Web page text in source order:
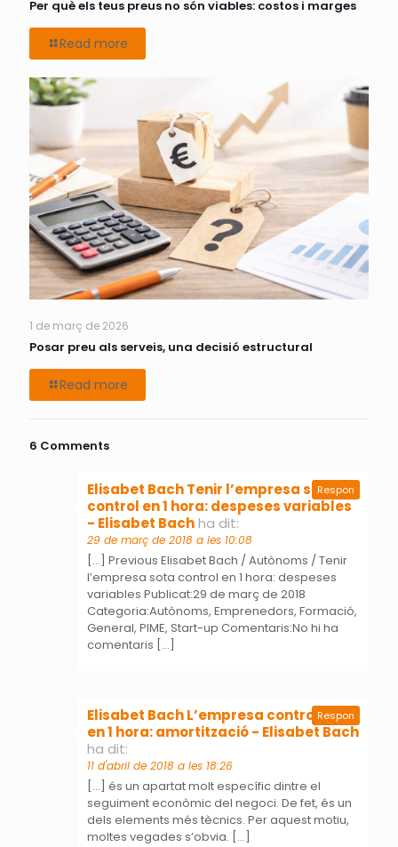
Per què els teus preus no són viables: costos i marges
Read more
1 de març de 2026
Posar preu als serveis, una decisió estructural
Read more
6 Comments
Elisabet Bach Tenir l’empresa sota
control en 1 hora: despeses variables
- Elisabet Bachha dit:
29 de març de 2018 a les 10:08
[…] Previous Elisabet Bach / Autònoms / Tenir
l’empresa sota control en 1 hora: despeses
variables Publicat:29 de març de 2018
Categoria:Autònoms, Emprenedors, Formació,
General, PIME, Start-up Comentaris:No hi ha
comentaris […]
Respon
Elisabet Bach L’empresa controlada
en 1 hora: amortització - Elisabet Bach
ha dit:
11 d'abril de 2018 a les 18:26
[…] és un apartat molt específic dintre el
seguiment econòmic del negoci. De fet, és un
dels elements més tècnics. Per aquest motiu,
moltes vegades s’obvia. […]
Respon